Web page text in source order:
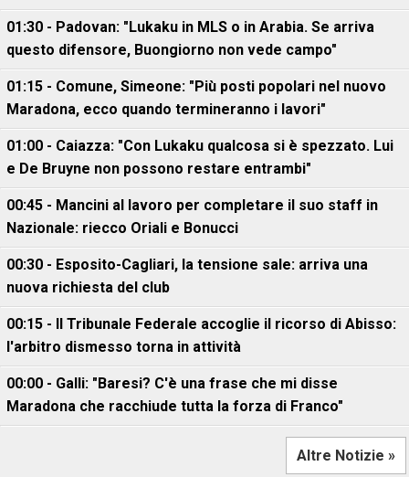
01:30 - Padovan: "Lukaku in MLS o in Arabia. Se arriva
questo difensore, Buongiorno non vede campo"
01:15 - Comune, Simeone: "Più posti popolari nel nuovo
Maradona, ecco quando termineranno i lavori"
01:00 - Caiazza: "Con Lukaku qualcosa si è spezzato. Lui
e De Bruyne non possono restare entrambi"
00:45 - Mancini al lavoro per completare il suo staff in
Nazionale: riecco Oriali e Bonucci
00:30 - Esposito-Cagliari, la tensione sale: arriva una
nuova richiesta del club
00:15 - Il Tribunale Federale accoglie il ricorso di Abisso:
l'arbitro dismesso torna in attività
00:00 - Galli: "Baresi? C'è una frase che mi disse
Maradona che racchiude tutta la forza di Franco"
Altre Notizie »